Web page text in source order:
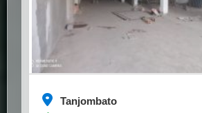
Tanjombato